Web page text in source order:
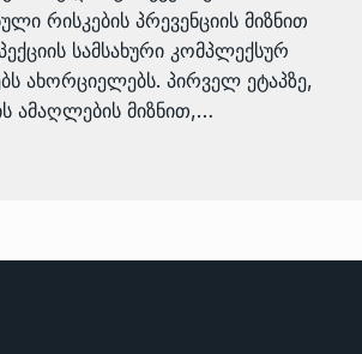
რისკების პრევენციის მიზნით
სამსახური კომპლექსურ
ახორციელებს. პირველ ეტაპზე,
ამაღლების მიზნით,…